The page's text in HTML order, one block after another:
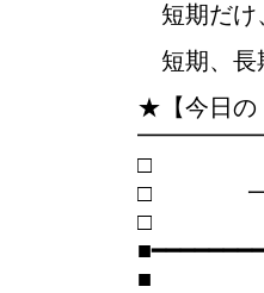
短期だけ
短期、長
★【今日の
□ 一度始
■